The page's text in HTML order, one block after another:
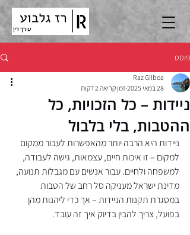
פוסט
ניידות – כל הזכויות, כל
ההטבות, בלי בלבול
Raz Gilboa
28 במאי 2025
זמן קריאה 2 דקות
ניידות היא הרבה יותר מהאפשרות לעבור ממקום
למקום – זו איכות חיים, עצמאות, גישה לעבודה,
למשפחה ולחיים. עבור אנשים עם מגבלות תנועה,
מדינת ישראל מעניקה סל רחב של הטבות
במסגרת תקנות הניידות – אך כדי ליהנות מהן
בפועל, צריך להבין בדיוק איך זה עובד.